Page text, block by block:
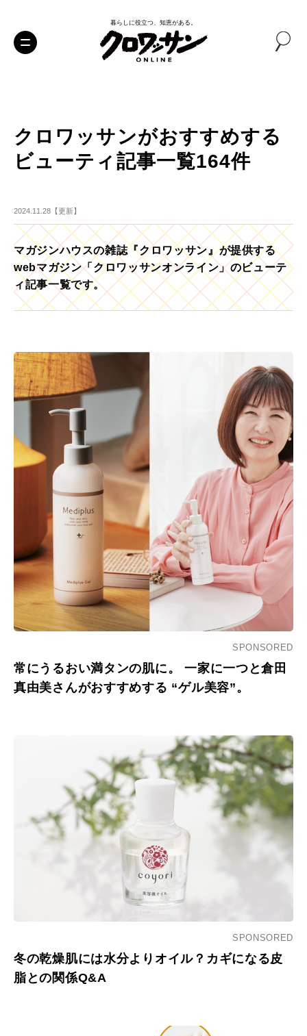
暮らしに役立つ、知恵がある。
クロワッサンがおすすめする
ビューティ記事一覧164件
2024.11.28【更新】
マガジンハウスの雑誌『クロワッサン』が提供する
webマガジン「クロワッサンオンライン」のビューテ
ィ記事一覧です。
SPONSORED
常にうるおい満タンの肌に。 一家に一つと倉田
真由美さんがおすすめする “ゲル美容”。
SPONSORED
冬の乾燥肌には水分よりオイル？カギになる皮
脂との関係Q&A